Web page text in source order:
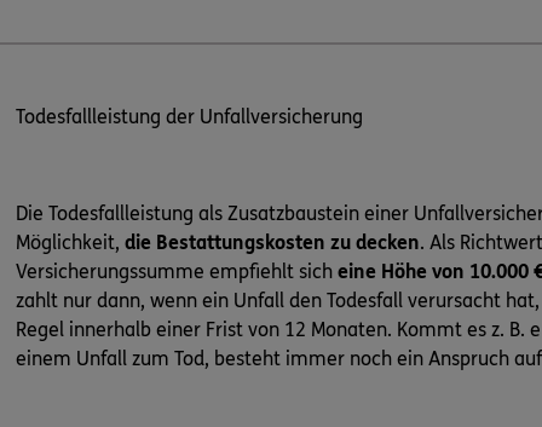
Todesfallleistung der Unfallversicherung
Die Todesfallleistung als Zusatzbaustein einer
Möglichkeit, die Bestattungskosten zu decken. Als
Versicherungssumme empfiehlt sich eine Höhe von 10.000
zahlt nur dann, wenn ein Unfall den Todesfall verursacht
Regel innerhalb einer Frist von 12 Monaten. Kommt es z. B.
einem Unfall zum Tod, besteht immer noch ein Anspruch